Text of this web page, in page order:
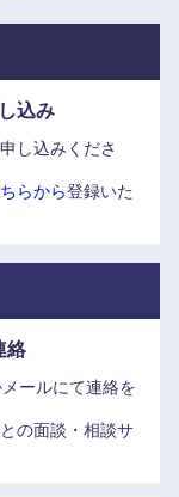
し続けている。
調査・除去対
た施工自動化技
成果を打ち出し
プロフェッショ
。建築への純粋
）、横浜ランド
込み
し込みくださ
らから登録いた
絡
ールにて連絡を
の面談・相談サ